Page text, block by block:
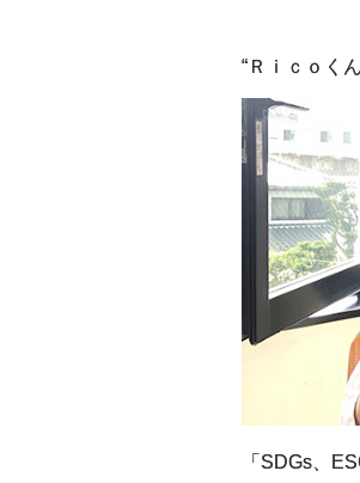
“Ｒｉｃｏく
「SDGs、